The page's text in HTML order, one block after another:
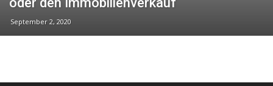
September 2, 2020